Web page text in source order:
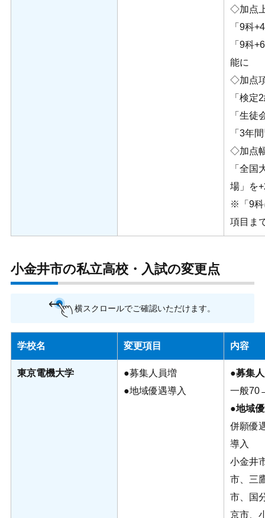
◇加点
「9科
「9科
能に
◇加点
「検定
「生徒
「3年
◇加点
「全国
場」を
※「9科
項目ま
小金井市の私立高校・入試の変更点
横スクロールでご確認いただけます。
学校名 変更項目 内容
東京電機大学
●募集人員増
●地域優遇導入
●募集
一般
●地域
併願優
導入
小金井
市、三
市、国
京市、